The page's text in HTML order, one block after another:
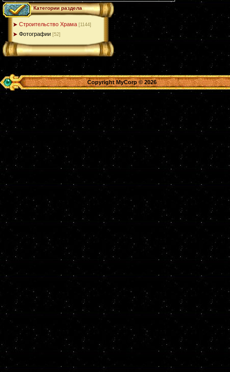
Категории раздела
Строительство Храма [1144]
Фотографии [52]
Copyright MyCorp © 2026